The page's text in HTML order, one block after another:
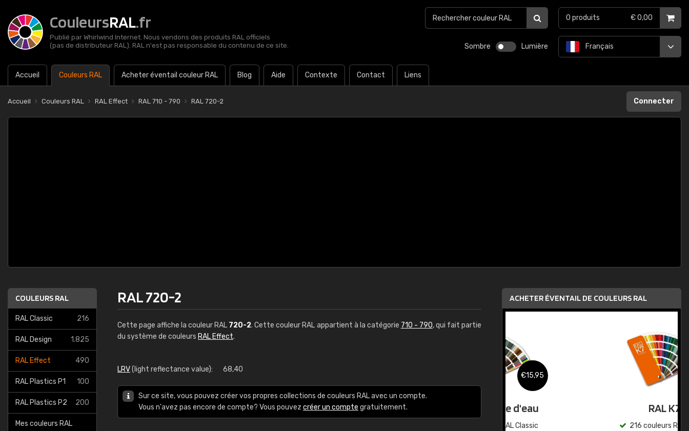
CouleursRAL.fr
Publié par Whirlwind Internet. Nous vendons des produits RAL officiels
(pas de distributeur RAL). RAL n'est pas responsable du contenu de ce site.
Sombre Lumière
Accueil Couleurs RAL Acheter éventail couleur RAL Blog Aide Contexte Contact Liens
Français
0 produits € 0,00
Accueil Couleurs RAL RAL Effect RAL 710 - 790 RAL 720-2 Connecter
COULEURS RAL
RAL Classic 216
RAL Design 1.825
RAL Effect 490
RAL Plastics P1 100
RAL Plastics P2 200
Mes couleurs RAL
RAL 720-2
Cette page affiche la couleur RAL 720-2. Cette couleur RAL appartient à la catégorie 710 - 790, qui fait partie
du système de couleurs RAL Effect.
LRV(light reflectance value): 68,40
Sur ce site, vous pouvez créer vos propres collections de couleurs RAL avec un compte.
Vous n'avez pas encore de compte? Vous pouvez créer un compte gratuitement.
ACHETER ÉVENTAIL DE COULEURS RAL
RAL K7 à base d'eau
€15,95
216 couleurs RAL Classic